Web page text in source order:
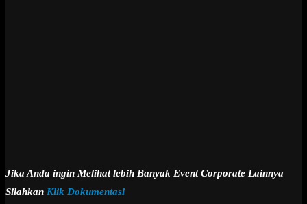
Jika Anda ingin Melihat lebih Banyak Event Corporate Lainnya
Silahkan Klik Dokumentasi